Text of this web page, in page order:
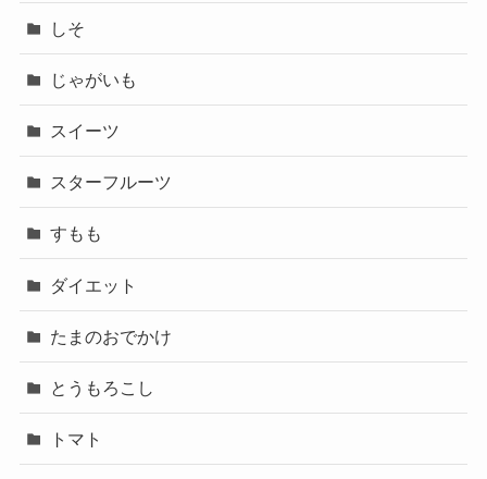
しそ
じゃがいも
スイーツ
スターフルーツ
すもも
ダイエット
たまのおでかけ
とうもろこし
トマト